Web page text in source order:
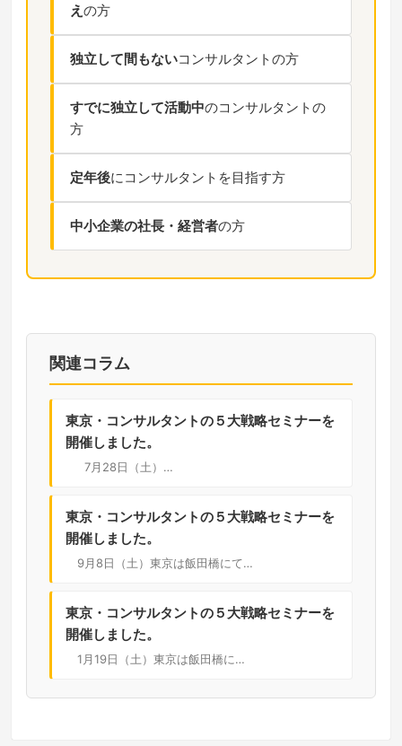
えの方
独立して間もないコンサルタントの方
すでに独立して活動中のコンサルタントの
方
定年後にコンサルタントを目指す方
中小企業の社長・経営者の方
関連コラム
東京・コンサルタントの５大戦略セミナーを
開催しました。
7月28日（土）…
東京・コンサルタントの５大戦略セミナーを
開催しました。
9月8日（土）東京は飯田橋にて…
東京・コンサルタントの５大戦略セミナーを
開催しました。
1月19日（土）東京は飯田橋に…